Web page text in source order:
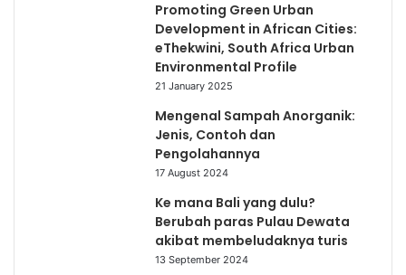
Promoting Green Urban
Development in African Cities:
eThekwini, South Africa Urban
Environmental Profile
21 January 2025
Mengenal Sampah Anorganik:
Jenis, Contoh dan
Pengolahannya
17 August 2024
Ke mana Bali yang dulu?
Berubah paras Pulau Dewata
akibat membeludaknya turis
13 September 2024